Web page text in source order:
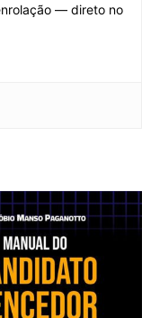
— direto no